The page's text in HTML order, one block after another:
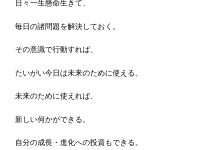
日々一生懸命生きて、
毎日の諸問題を解決しておく。
その意識で行動すれば、
たいがい今日は未来のために使える。
未来のために使えれば、
新しい何かができる。
自分の成長・進化への投資もできる。